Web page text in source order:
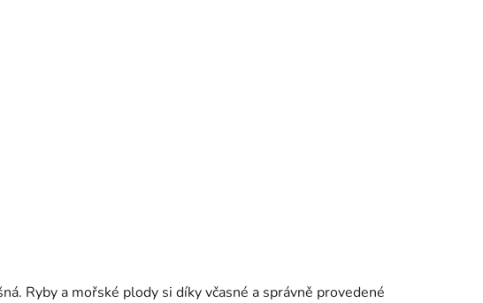
Ryby a mořské plody si díky včasné a správně provedené